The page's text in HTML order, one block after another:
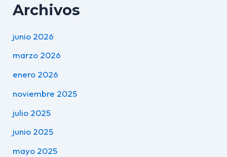
Archivos
junio 2026
marzo 2026
enero 2026
noviembre 2025
julio 2025
junio 2025
mayo 2025